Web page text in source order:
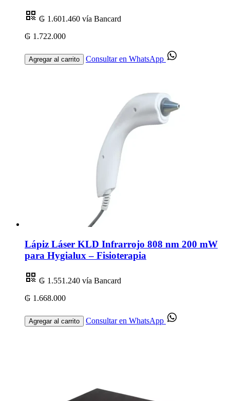
₲ 1.601.460 vía Bancard
₲ 1.722.000
Agregar al carrito Consultar en WhatsApp
Lápiz Láser KLD Infrarrojo 808 nm 200 mW
para Hygialux – Fisioterapia
₲ 1.551.240 vía Bancard
₲ 1.668.000
Agregar al carrito Consultar en WhatsApp